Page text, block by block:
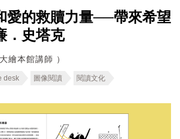
愛的救贖力量──帶來希望
．史塔克
繪本館講師 ）
desk 圖像閱讀 閱讀文化